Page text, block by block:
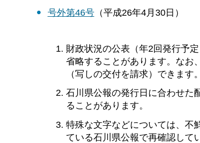
号外第46号（平成26年4月30日）
財政状況の公表（年2回発行予
省略することがあります。なお
（写しの交付を請求）できます
石川県公報の発行日に合わせた
ることがあります。
特殊な文字などについては、不
ている石川県公報で再確認して